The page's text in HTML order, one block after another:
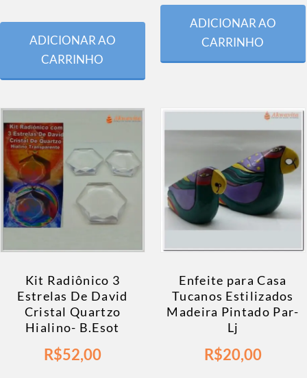
ADICIONAR AO
CARRINHO
ADICIONAR AO
CARRINHO
Kit Radiônico 3
Estrelas De David
Cristal Quartzo
Hialino- B.Esot
R$52,00
Enfeite para Casa
Tucanos Estilizados
Madeira Pintado Par-
Lj
R$20,00